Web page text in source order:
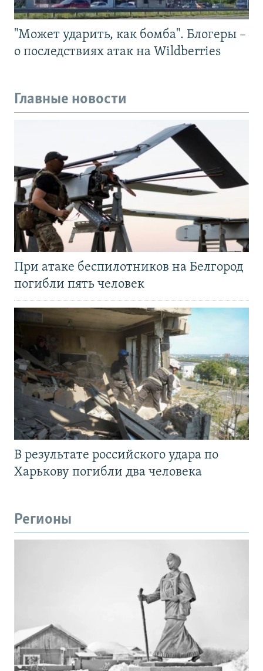
"Может ударить, как бомба". Блогеры –
о последствиях атак на Wildberries
Главные новости
При атаке беспилотников на Белгород
погибли пять человек
В результате российского удара по
Харькову погибли два человека
Регионы